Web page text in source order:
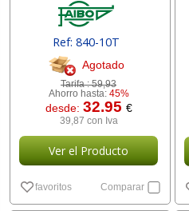
Ref: 840-10T
[ PBLM6090 ]
Agotado
Tarifa :59,93
Ahorro hasta: 45%
desde: 32.95 €
39,87 con Iva
Ver el Producto
favoritos Comparar